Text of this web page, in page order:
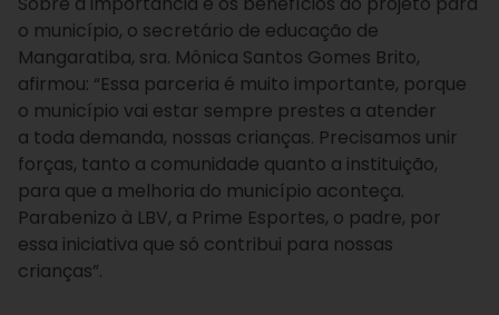
o município, o secretário de educação de
Mangaratiba, sra. Mônica Santos Gomes Brito,
afirmou: “Essa parceria é muito importante, porque
o município vai estar sempre prestes a atender
a toda demanda, nossas crianças. Precisamos unir
forças, tanto a comunidade quanto a instituição,
para que a melhoria do município aconteça.
Parabenizo à LBV, a Prime Esportes, o padre, por
essa iniciativa que só contribui para nossas
crianças”.